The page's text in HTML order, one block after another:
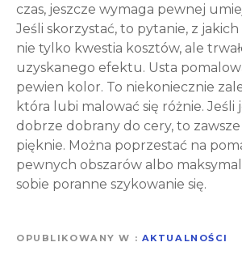
czas, jeszcze wymaga pewnej
Jeśli skorzystać, to pytanie, z jakich
nie tylko kwestia kosztów, ale
uzyskanego efektu. Usta
pewien kolor. To niekoniecznie
która lubi malować się różnie.
dobrze dobrany do cery, to
pięknie. Można poprzestać na
pewnych obszarów albo
sobie poranne szykowanie się.
OPUBLIKOWANY W AKTUALNOŚCI